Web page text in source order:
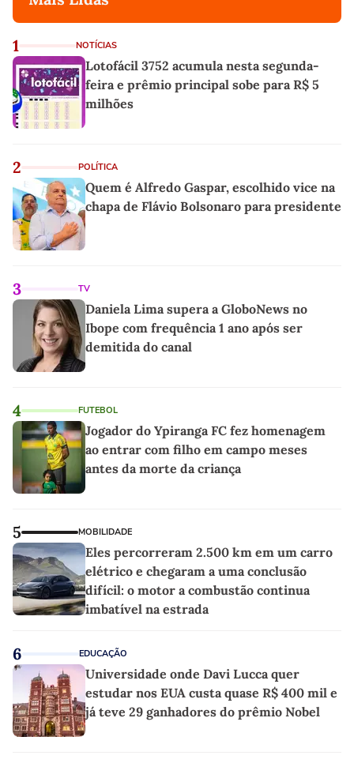
1 NOTÍCIAS
Lotofácil 3752 acumula nesta segunda-
feira e prêmio principal sobe para R$ 5
milhões
2 POLÍTICA
Quem é Alfredo Gaspar, escolhido vice na
chapa de Flávio Bolsonaro para presidente
3 TV
Daniela Lima supera a GloboNews no
Ibope com frequência 1 ano após ser
demitida do canal
4 FUTEBOL
Jogador do Ypiranga FC fez homenagem
ao entrar com filho em campo meses
antes da morte da criança
5 MOBILIDADE
Eles percorreram 2.500 km em um carro
elétrico e chegaram a uma conclusão
difícil: o motor a combustão continua
imbatível na estrada
6 EDUCAÇÃO
Universidade onde Davi Lucca quer
estudar nos EUA custa quase R$ 400 mil e
já teve 29 ganhadores do prêmio Nobel